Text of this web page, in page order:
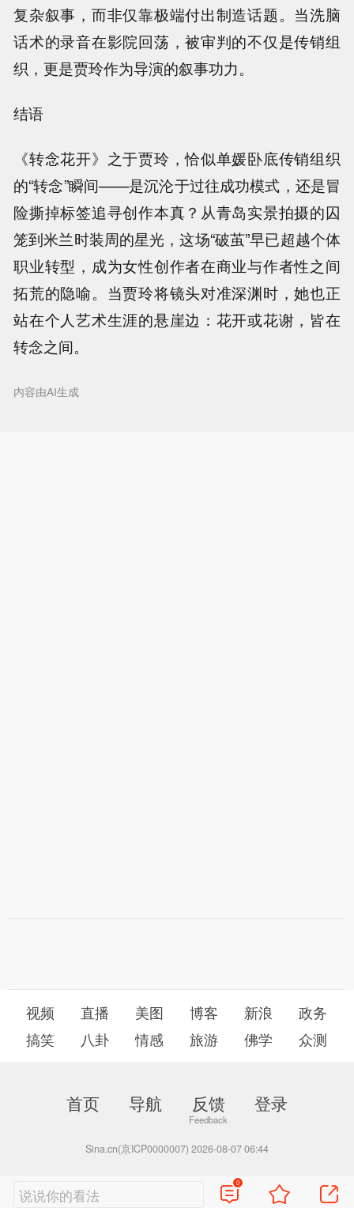
复杂叙事，而非仅靠极端付出制造话题。当洗脑
话术的录音在影院回荡，被审判的不仅是传销组
织，更是贾玲作为导演的叙事功力。
结语
《转念花开》之于贾玲，恰似单媛卧底传销组织
的“转念”瞬间——是沉沦于过往成功模式，还是冒
险撕掉标签追寻创作本真？从青岛实景拍摄的囚
笼到米兰时装周的星光，这场“破茧”早已超越个体
职业转型，成为女性创作者在商业与作者性之间
拓荒的隐喻。当贾玲将镜头对准深渊时，她也正
站在个人艺术生涯的悬崖边：花开或花谢，皆在
转念之间。
内容由AI生成
视频 直播 美图 博客 新浪
政务
搞笑
八卦 情感 旅游 佛学 众测
首页 导航 反馈 登录
Sina.cn(京ICP0000007) 2026-08-07 06:44
说说你的看法
0